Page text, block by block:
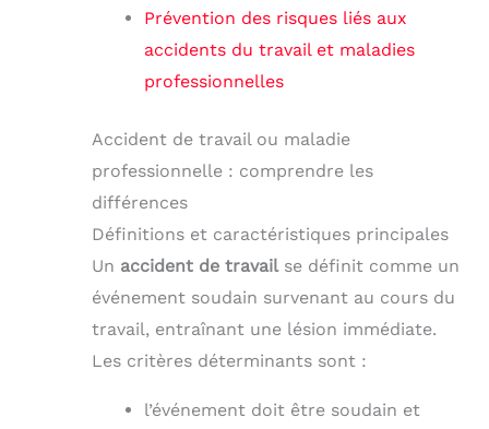
Prévention des risques liés aux
accidents du travail et maladies
professionnelles
Accident de travail ou maladie
professionnelle : comprendre les
différences
Définitions et caractéristiques principales
Un accident de travailse définit comme un
événement soudain survenant au cours du
travail, entraînant une lésion immédiate.
Les critères déterminants sont :
l’événement doit être soudain et